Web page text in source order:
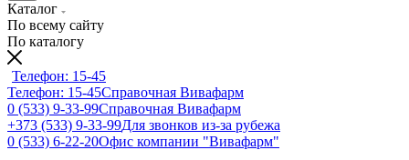
Каталог
По всему сайту
По каталогу
Телефон: 15-45
Телефон: 15-45Справочная Вивафарм
0 (533) 9-33-99Справочная Вивафарм
+373 (533) 9-33-99Для звонков из-за рубежа
0 (533) 6-22-20Офис компании "Вивафарм"